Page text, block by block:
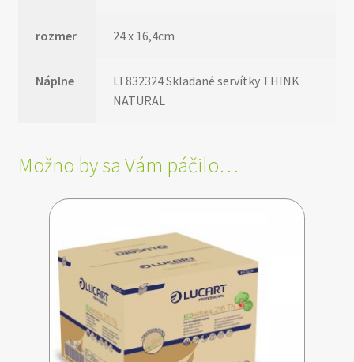
rozmer 24 x 16,4cm
Náplne
LT832324 Skladané servítky THINK
NATURAL
Možno by sa Vám páčilo…